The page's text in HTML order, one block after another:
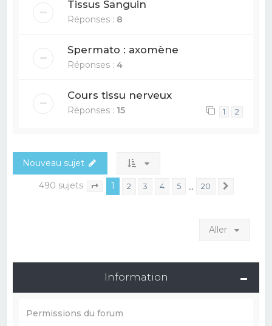
Tissus Sanguin
Réponses : 8
Spermato : axomène
Réponses :4
Cours tissu nerveux
Réponses : 15 1 2
Nouveau sujet
490 sujets Page sur 20
1 2 3 4 5 … 20
Aller
Information
Permissions du forum